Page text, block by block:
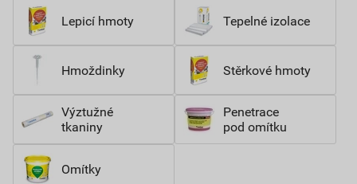
Lepicí hmoty Tepelné izolace
Hmoždinky Stěrkové hmoty
Výztužné
tkaniny
Penetrace
pod omítku
Omítky